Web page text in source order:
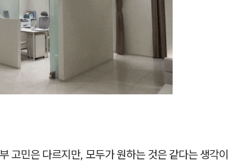
고민은 다르지만, 모두가 원하는 것은 같다는 생각이